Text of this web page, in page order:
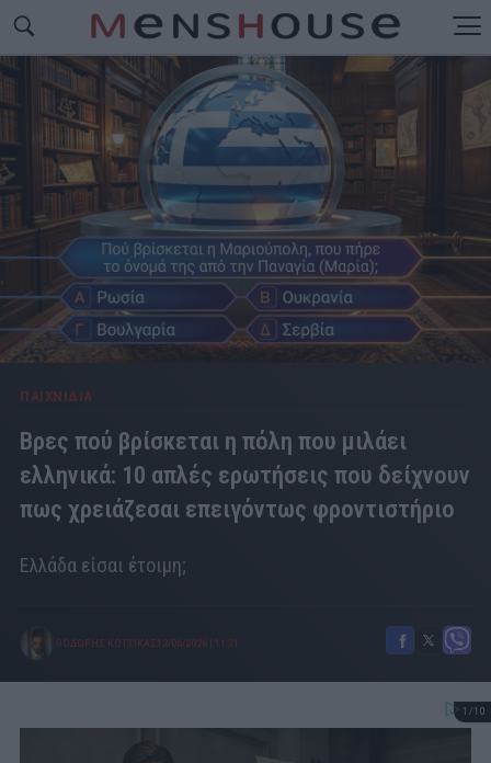
ΠΑΙΧΝΙΔΙΑ
Βρες πού βρίσκεται η πόλη που μιλάει
ελληνικά: 10 απλές ερωτήσεις που δείχνουν
πως χρειάζεσαι επειγόντως φροντιστήριο
Ελλάδα είσαι έτοιμη;
ΘΟΔΩΡΗΣ ΚΩΤΣΙΚΑΣ 12/06/2026 11:31
1/10